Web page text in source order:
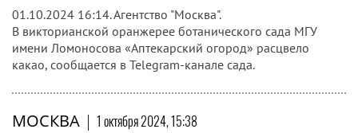
01.10.2024 16:14. Агентство "Москва".
В викторианской оранжерее ботанического сада МГУ
имени Ломоносова «Аптекарский огород» расцвело
какао, сообщается в Telegram-канале сада.
МОСКВА | 1 октября 2024, 15:38